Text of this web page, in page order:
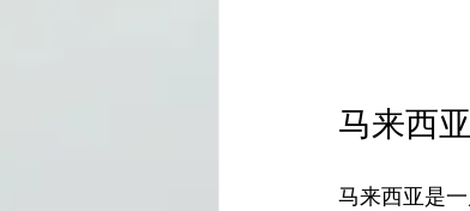
马来西
马来西亚是